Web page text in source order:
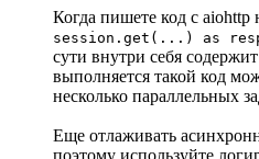
Когда пишете код с aiohttp
session.get(...) as
сути внутри себя
выполняется такой код
несколько параллельных
Еще отлаживать
поэтому используйте